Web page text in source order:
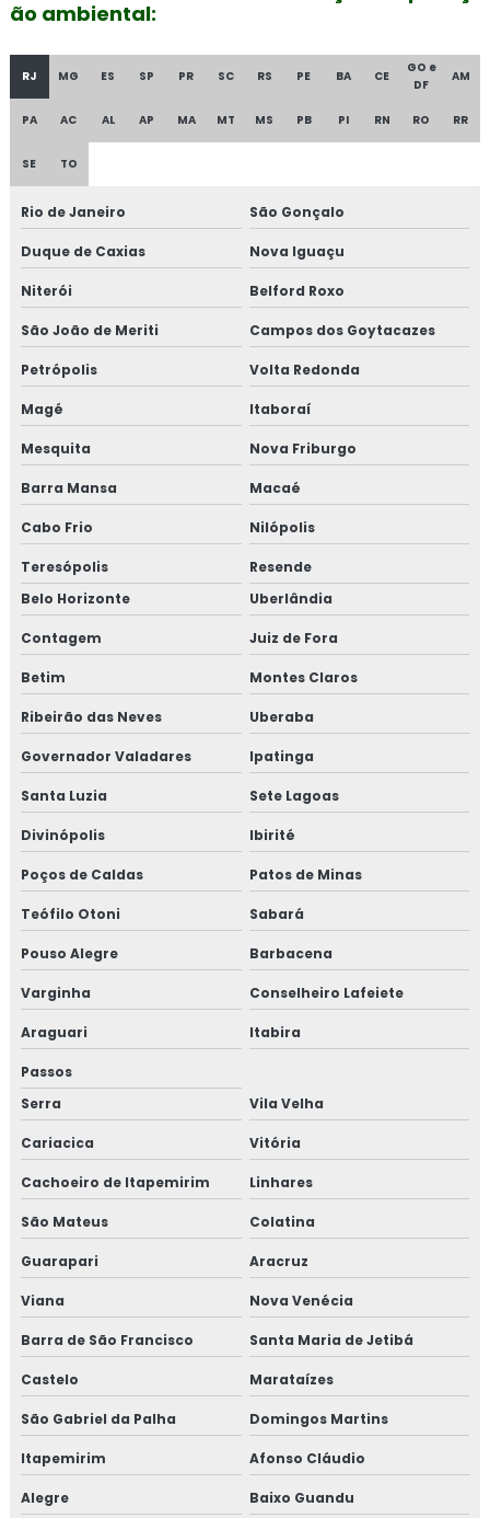
ão ambiental:
RJ MG ES SP PR SC RS PE BA CE
GO e
DF
AM
PA AC AL AP MA MT MS PB PI RN RO RR
SE TO
Rio de Janeiro São Gonçalo
Duque de Caxias Nova Iguaçu
Niterói Belford Roxo
São João de Meriti Campos dos Goytacazes
Petrópolis Volta Redonda
Magé Itaboraí
Mesquita Nova Friburgo
Barra Mansa Macaé
Cabo Frio Nilópolis
Teresópolis
Resende
Belo Horizonte
Uberlândia
Contagem Juiz de Fora
Betim Montes Claros
Ribeirão das Neves Uberaba
Governador Valadares Ipatinga
Santa Luzia Sete Lagoas
Divinópolis Ibirité
Poços de Caldas Patos de Minas
Teófilo Otoni Sabará
Pouso Alegre Barbacena
Varginha Conselheiro Lafeiete
Araguari Itabira
Passos
Serra
Vila Velha
Cariacica Vitória
Cachoeiro de Itapemirim Linhares
São Mateus Colatina
Guarapari Aracruz
Viana Nova Venécia
Barra de São Francisco Santa Maria de Jetibá
Castelo Marataízes
São Gabriel da Palha Domingos Martins
Itapemirim Afonso Cláudio
Alegre Baixo Guandu